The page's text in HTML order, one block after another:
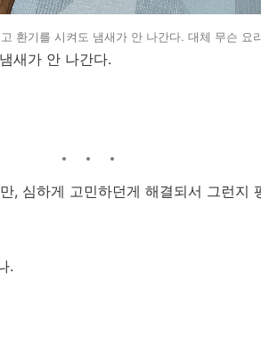
환기를 시켜도 냄새가 안 나간다. 대체 무슨 요
새가 안 나간다.
, 심하게 고민하던게 해결되서 그런지
.